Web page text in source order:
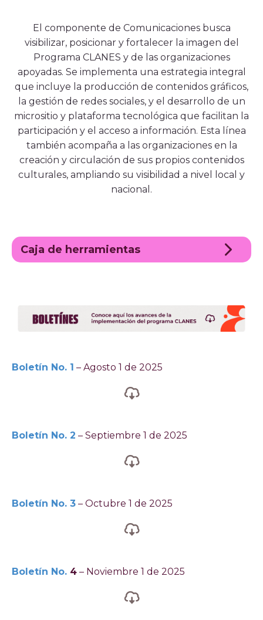
El componente de Comunicaciones busca
visibilizar, posicionar y fortalecer la imagen del
Programa CLANES y de las organizaciones
apoyadas. Se implementa una estrategia integral
que incluye la producción de contenidos gráficos,
la gestión de redes sociales, y el desarrollo de un
micrositio y plataforma tecnológica que facilitan la
participación y el acceso a información. Esta línea
también acompaña a las organizaciones en la
creación y circulación de sus propios contenidos
culturales, ampliando su visibilidad a nivel local y
nacional.
Caja de herramientas
Boletín No. 1 – Agosto 1 de 2025
Boletín No. 2 – Septiembre 1 de 2025
Boletín No. 3 – Octubre 1 de 2025
Boletín No. 4 – Noviembre 1 de 2025